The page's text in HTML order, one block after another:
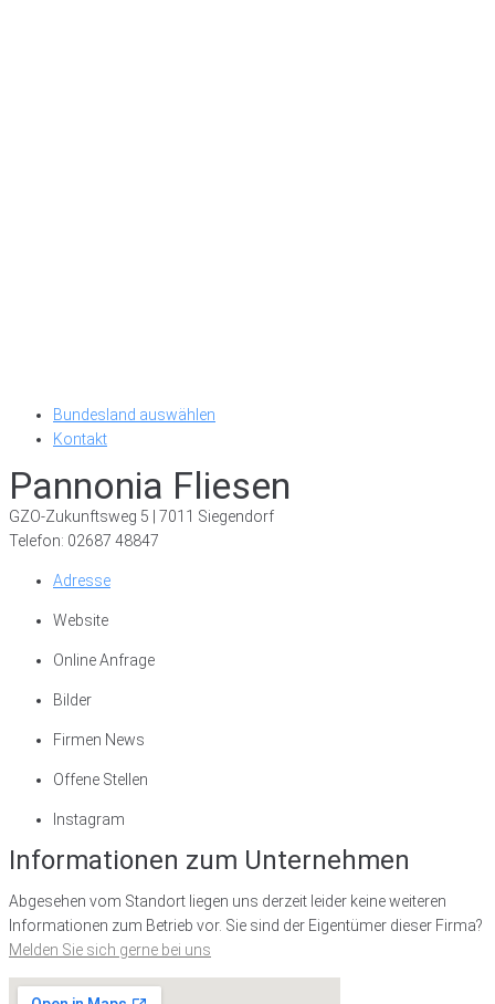
Bundesland auswählen
Kontakt
Pannonia Fliesen
GZO-Zukunftsweg 5 | 7011 Siegendorf
Telefon: 02687 48847
Adresse
Website
Online Anfrage
Bilder
Firmen News
Offene Stellen
Instagram
Informationen zum Unternehmen
Abgesehen vom Standort liegen uns derzeit leider keine weiteren
Informationen zum Betrieb vor. Sie sind der Eigentümer dieser Firma?
Melden Sie sich gerne bei uns